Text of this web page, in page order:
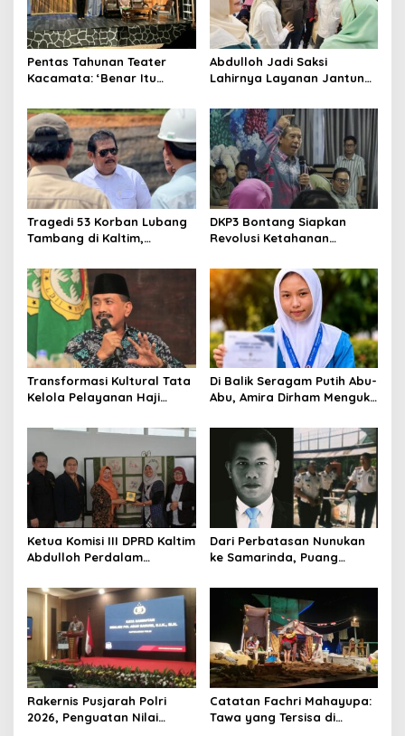
Pentas Tahunan Teater
Kacamata: ‘Benar Itu
Korupsi dan Kemiskinan
Abdulloh Jadi Saksi
Lahirnya Layanan Jantung
Jawaban Kebutuhan
Rakyat
Tragedi 53 Korban Lubang
Tambang di Kaltim,
Total Tata Kelola
DKP3 Bontang Siapkan
Revolusi Ketahanan
Smartani Jadi Senjata
Transformasi Kultural Tata
Kelola Pelayanan Haji
Di Balik Seragam Putih Abu-
Abu, Amira Dirham Mengukir
Nasional
Ketua Komisi III DPRD Kaltim
Abdulloh Perdalam
Bangku Doktoral
Dari Perbatasan Nunukan
ke Samarinda, Puang
Ruang Harapan
Rakernis Pusjarah Polri
2026, Penguatan Nilai
Catatan Fachri Mahayupa:
Tawa yang Tersisa di